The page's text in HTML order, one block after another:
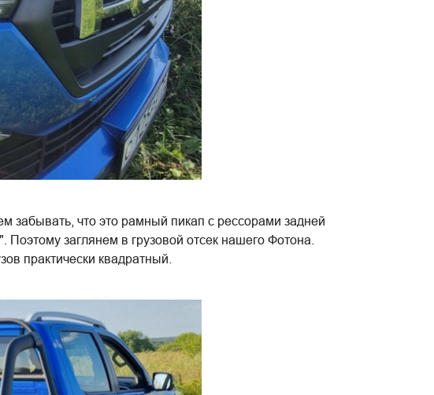
забывать, что это рамный пикап с рессорами задней
заглянем в грузовой отсек нашего Фотона.
практически квадратный.